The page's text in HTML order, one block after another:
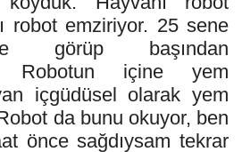
robot emziriyor. 25 sene
görüp başından
Robotun içine yem
içgüdüsel olarak yem
da bunu okuyor, ben
önce sağdıysam tekrar